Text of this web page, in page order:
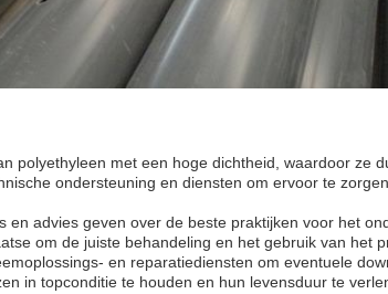
polyethyleen met een hoge dichtheid, waardoor ze
ondersteuning en diensten om ervoor te
en advies geven over de beste praktijken voor het
om de juiste behandeling en het gebruik van het
en reparatiediensten om eventuele
in topconditie te houden en hun levensduur te